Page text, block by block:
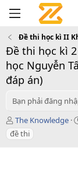
Đề thi học kì II
Đề thi học kì
học Nguyễn
đáp án)
Bạn phải đăng
T
á
c
The Knowledge
đề thi